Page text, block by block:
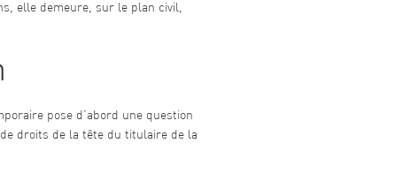
elle demeure, sur le plan civil,
pose d’abord une question
droits de la tête du titulaire de la